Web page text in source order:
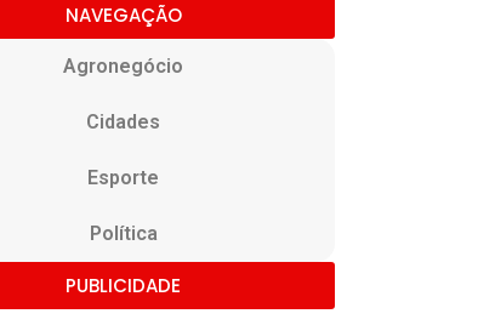
NAVEGAÇÃO
Agronegócio
Cidades
Esporte
Política
PUBLICIDADE